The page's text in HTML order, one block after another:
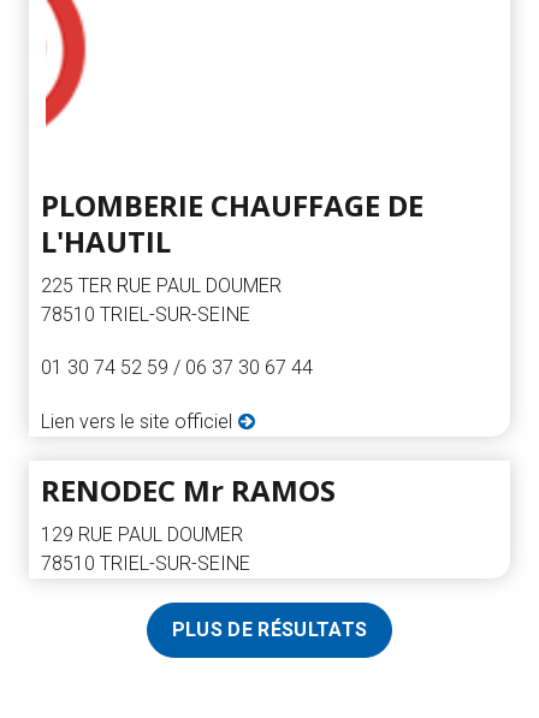
PLOMBERIE CHAUFFAGE DE
L'HAUTIL
225 TER RUE PAUL DOUMER
78510 TRIEL-SUR-SEINE
01 30 74 52 59 / 06 37 30 67 44
Lien vers le site officiel
RENODEC Mr RAMOS
129 RUE PAUL DOUMER
78510 TRIEL-SUR-SEINE
PLUS DE RÉSULTATS